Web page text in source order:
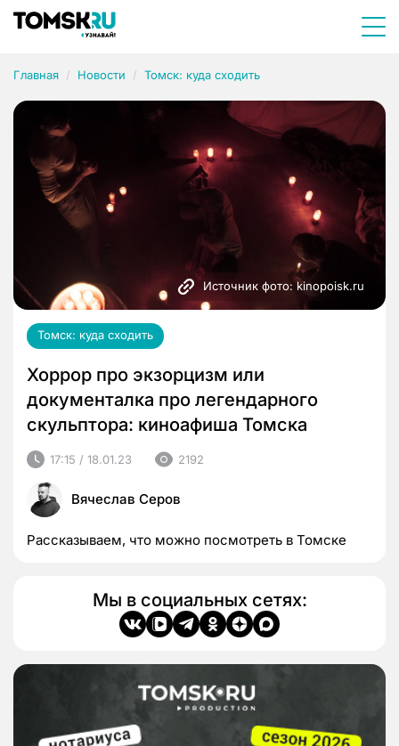
Главная Новости Томск: куда сходить
Источник фото: kinopoisk.ru
Томск: куда сходить
Хоррор про экзорцизм или
документалка про легендарного
скульптора: киноафиша Томска
17:15 / 18.01.23 2192
Вячеслав Серов
Рассказываем, что можно посмотреть в Томске
Мы в социальных сетях: